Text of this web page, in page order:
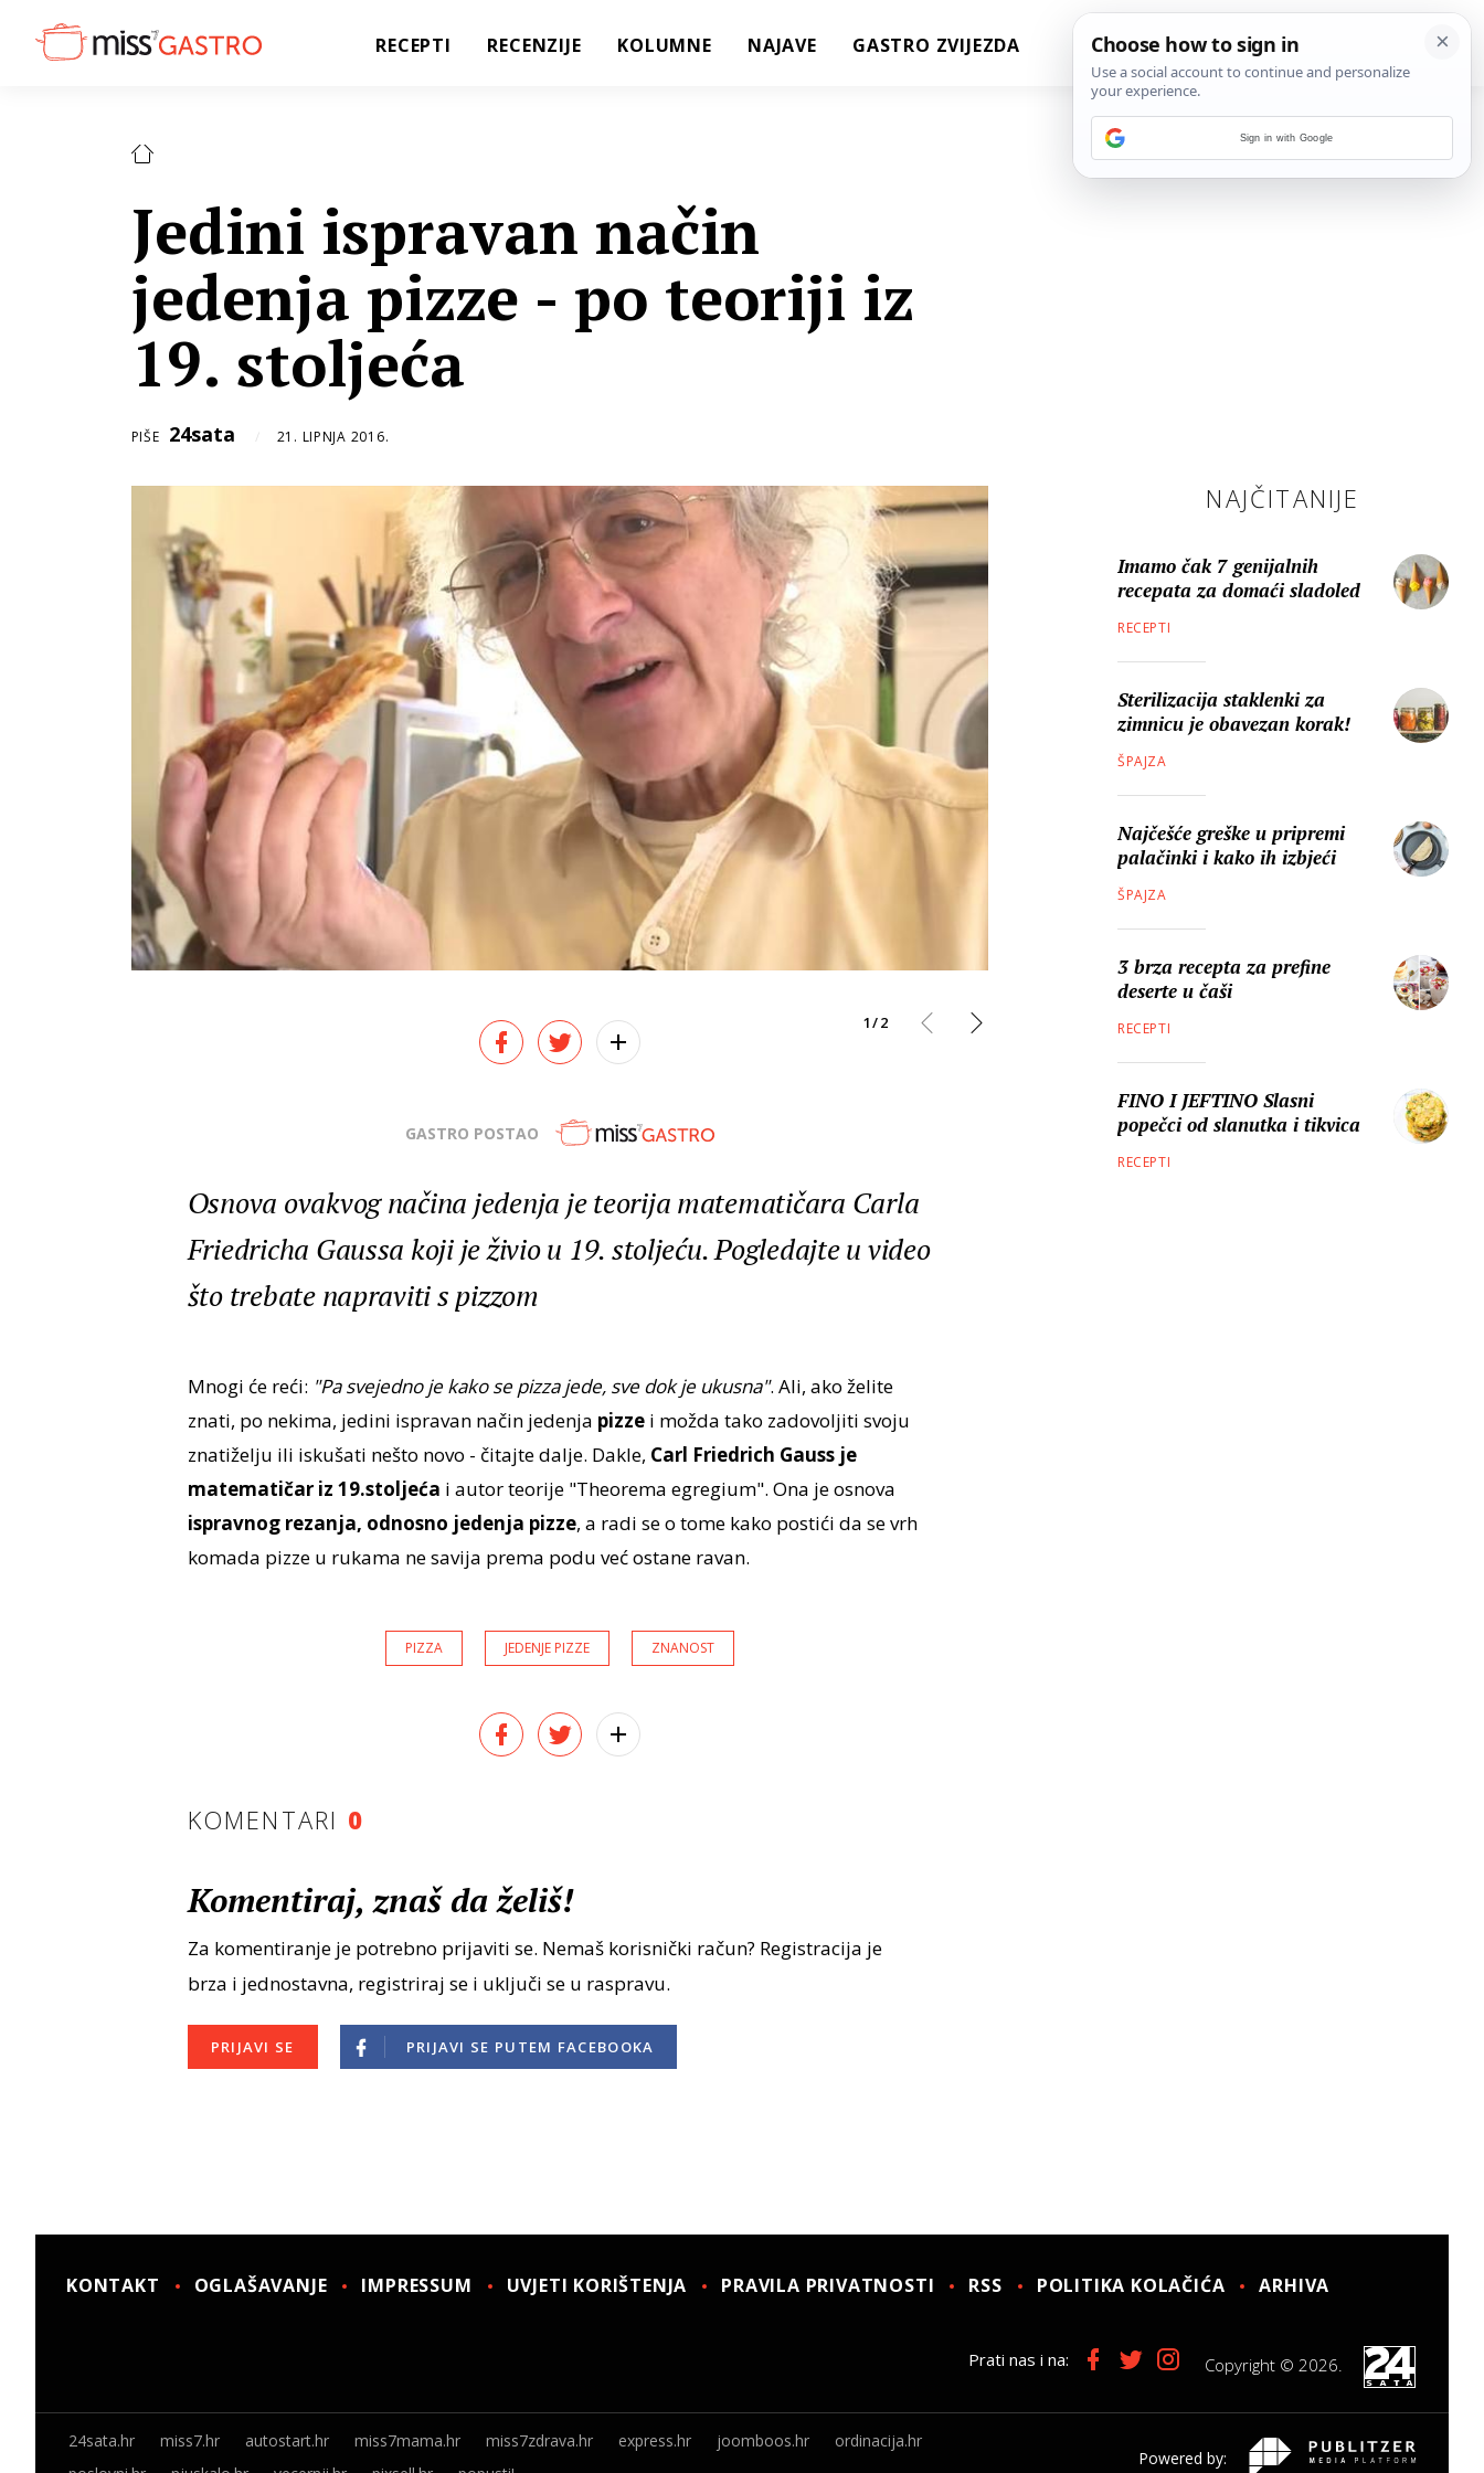
RECEPTI RECENZIJE KOLUMNE NAJAVE GASTRO ZVIJEZDA
Jedini ispravan način
jedenja pizze - po teoriji iz
19. stoljeća
PIŠE 24sata 21. LIPNJA 2016.
1/2
GASTRO POSTAO
Osnova ovakvog načina jedenja je teorija matematičara Carla
Friedricha Gaussa koji je živio u 19. stoljeću. Pogledajte u video
što trebate napraviti s pizzom
Mnogi će reći: "Pa svejedno je kako se pizza jede, sve dok je ukusna". Ali, ako želite
znati, po nekima, jedini ispravan način jedenja pizze i možda tako zadovoljiti svoju
znatiželju ili iskušati nešto novo - čitajte dalje. Dakle, Carl Friedrich Gauss je
matematičar iz 19.stoljeća i autor teorije "Theorema egregium". Ona je osnova
ispravnog rezanja, odnosno jedenja pizze, a radi se o tome kako postići da se vrh
komada pizze u rukama ne savija prema podu već ostane ravan.
PIZZA JEDENJE PIZZE ZNANOST
KOMENTARI 0
Komentiraj, znaš da želiš!
Za komentiranje je potrebno prijaviti se. Nemaš korisnički račun? Registracija je
brza i jednostavna, registriraj se i uključi se u raspravu.
PRIJAVI SE PRIJAVI SE PUTEM FACEBOOKA
NAJČITANIJE
Imamo čak 7 genijalnih
recepata za domaći sladoled
RECEPTI
Sterilizacija staklenki za
zimnicu je obavezan korak!
ŠPAJZA
Najčešće greške u pripremi
palačinki i kako ih izbjeći
ŠPAJZA
3 brza recepta za prefine
deserte u čaši
RECEPTI
FINO I JEFTINO Slasni
popečci od slanutka i tikvica
RECEPTI
KONTAKT OGLAŠAVANJE IMPRESSUM UVJETI KORIŠTENJA PRAVILA PRIVATNOSTI RSS POLITIKA KOLAČIĆA ARHIVA
Prati nas i na: Copyright © 2026.
24sata.hr miss7.hr autostart.hr miss7mama.hr miss7zdrava.hr express.hr joomboos.hr
ordinacija.hr
Powered by:
Sign in with Google